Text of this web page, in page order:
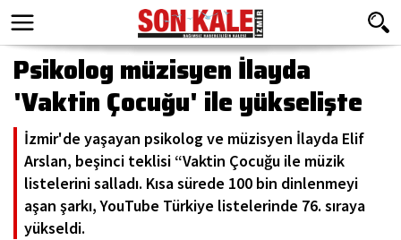
Psikolog müzisyen İlayda
'Vaktin Çocuğu' ile yükselişte
İzmir'de yaşayan psikolog ve müzisyen İlayda Elif
Arslan, beşinci teklisi “Vaktin Çocuğu ile müzik
listelerini salladı. Kısa sürede 100 bin dinlenmeyi
aşan şarkı, YouTube Türkiye listelerinde 76. sıraya
yükseldi.